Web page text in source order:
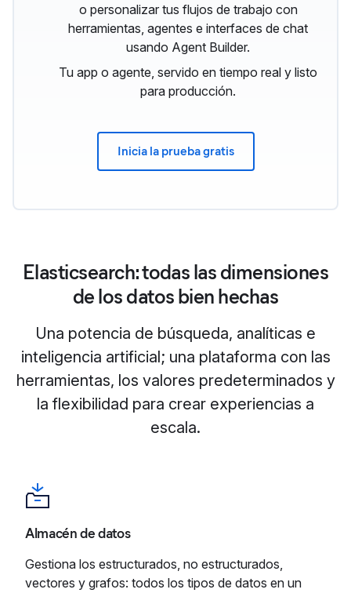
o personalizar tus flujos de trabajo con
herramientas, agentes e interfaces de chat
usando Agent Builder.
Tu app o agente, servido en tiempo real y listo
para producción.
Inicia la prueba gratis
Elasticsearch: todas las dimensiones
de los datos bien hechas
Una potencia de búsqueda, analíticas e
inteligencia artificial; una plataforma con las
herramientas, los valores predeterminados y
la flexibilidad para crear experiencias a
escala.
Almacén de datos
Gestiona los estructurados, no estructurados,
vectores y grafos: todos los tipos de datos en un